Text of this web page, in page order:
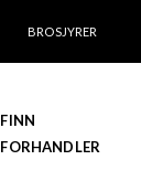
BROSJYRER
FINN
FORHANDLER